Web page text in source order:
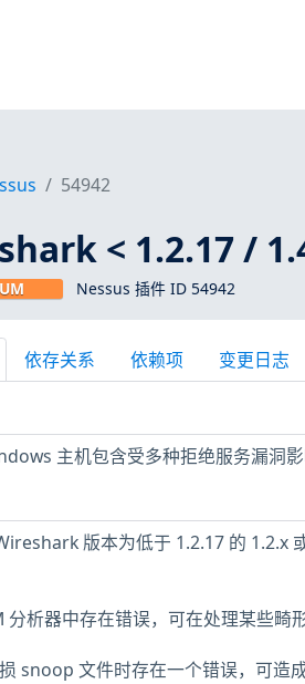
54942
< 1.2.17 /
Nessus 插件 ID 54942
依存关系 依赖项 变更日志
主机包含受多种拒绝服务漏洞影
版本为低于 1.2.17 的 1.2.x
分析器中存在错误，可在处理某些畸
snoop 文件时存在一个错误，可造